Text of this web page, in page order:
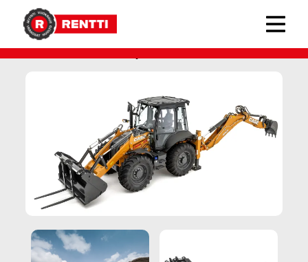
Case-kaivurikuormaajat› Case 695SV